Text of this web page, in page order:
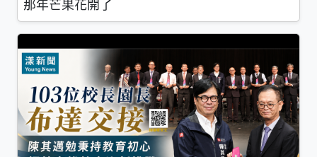
那年芒果花開了